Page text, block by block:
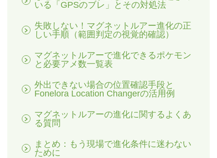
いる「GPSのブレ」とその対処法
失敗しない！マグネットルアー進化の正
しい手順（範囲判定の視覚的確認）
マグネットルアーで進化できるポケモン
と必要アメ数一覧表
外出できない場合の位置確認手段と
Fonelora Location Changerの活用例
マグネットルアーの進化に関するよくあ
る質問
まとめ：もう現場で進化条件に迷わない
ために